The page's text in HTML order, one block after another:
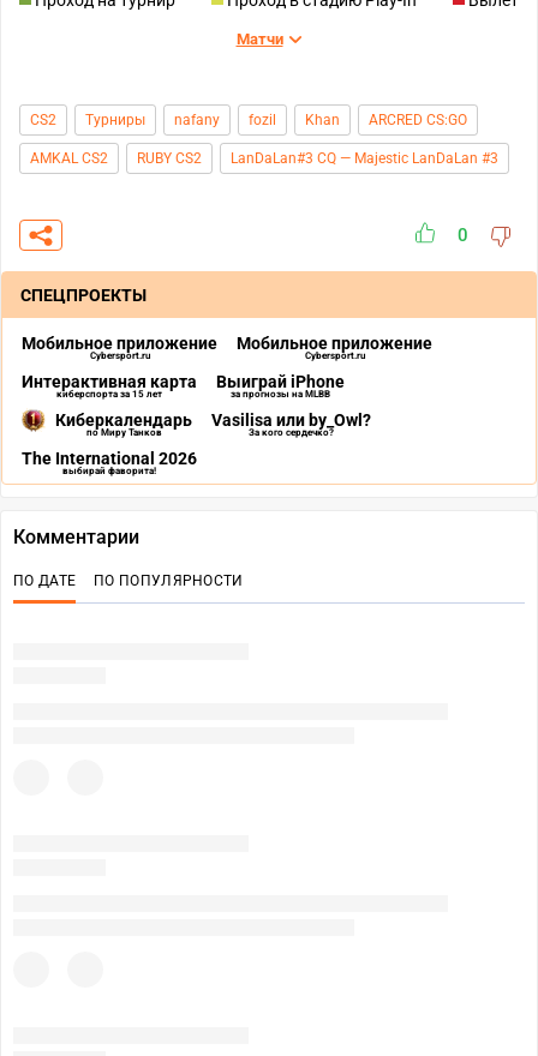
Матчи
CS2 Турниры nafany fozil Khan ARCRED CS:GO
AMKAL CS2 RUBY CS2 LanDaLan#3 CQ — Majestic LanDaLan #3
0
СПЕЦПРОЕКТЫ
Мобильное приложение
Cybersport.ru
Мобильное приложение
Cybersport.ru
Интерактивная карта
киберспорта за 15 лет
Выиграй iPhone
за прогнозы на MLBB
Киберкалендарь
по Миру Танков
Vasilisa или by_Owl?
За кого сердечко?
The International 2026
выбирай фаворита!
Комментарии
ПО ДАТЕ ПО ПОПУЛЯРНОСТИ